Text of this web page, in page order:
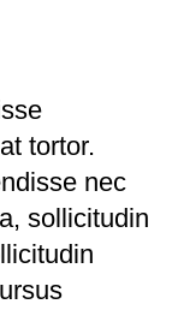
tortor.
nec
sollicitudin